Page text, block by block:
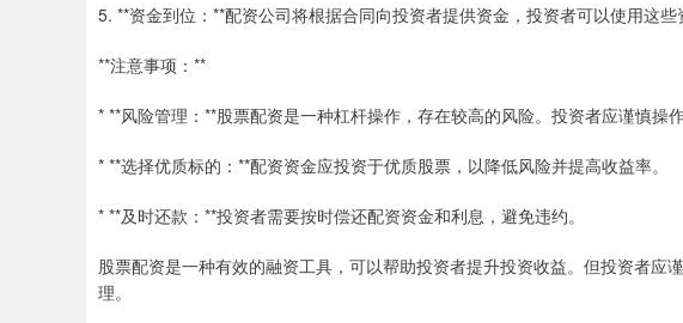
5. **资金到位：**配资公司将根据合同向投资者提供资金，投资者可以使用这些
**注意事项：**
* **风险管理：**股票配资是一种杠杆操作，存在较高的风险。投资者应谨慎操
* **选择优质标的：**配资资金应投资于优质股票，以降低风险并提高收益率。
* **及时还款：**投资者需要按时偿还配资资金和利息，避免违约。
股票配资是一种有效的融资工具，可以帮助投资者提升投资收益。但投资者应
理。